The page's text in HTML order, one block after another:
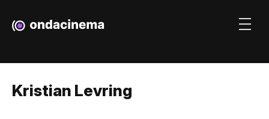
Kristian Levring